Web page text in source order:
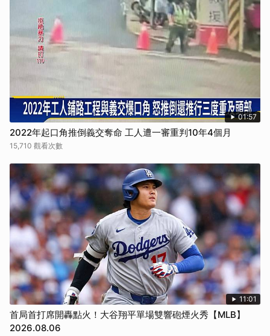
01:57
2022年起口角推倒義交奪命 工人遭一審重判10年4個月
15,710 觀看次數
11:01
首局首打席開轟點火！大谷翔平單場雙響砲煙火秀【MLB】
2026.08.06